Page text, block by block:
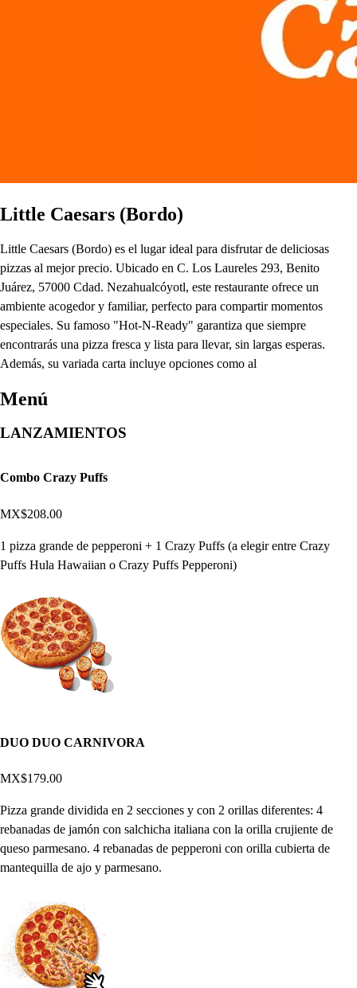
Little Caesars (Bordo)
Little Caesars (Bordo) es el lugar ideal para disfrutar de deliciosas
pizzas al mejor precio. Ubicado en C. Los Laureles 293, Benito
Juárez, 57000 Cdad. Nezahualcóyotl, este restaurante ofrece un
ambiente acogedor y familiar, perfecto para compartir momentos
especiales. Su famoso "Hot-N-Ready" garantiza que siempre
encontrarás una pizza fresca y lista para llevar, sin largas esperas.
Además, su variada carta incluye opciones como al
Menú
LANZAMIENTOS
Combo Crazy Puffs
MX$208.00
1 pizza grande de pepperoni + 1 Crazy Puffs (a elegir entre Crazy
Puffs Hula Hawaiian o Crazy Puffs Pepperoni)
DUO DUO CARNIVORA
MX$179.00
Pizza grande dividida en 2 secciones y con 2 orillas diferentes: 4
rebanadas de jamón con salchicha italiana con la orilla crujiente de
queso parmesano. 4 rebanadas de pepperoni con orilla cubierta de
mantequilla de ajo y parmesano.